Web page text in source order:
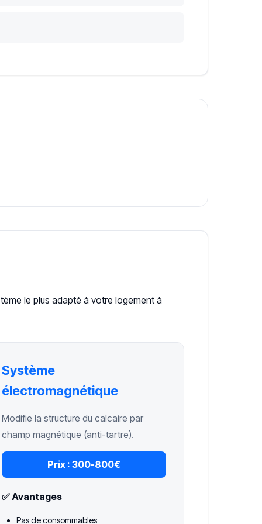
le plus adapté à votre logement à
Système
électromagnétique
Modifie la structure du calcaire par
champ magnétique (anti-tartre).
Prix : 300-800€
✅ Avantages
Pas de consommables